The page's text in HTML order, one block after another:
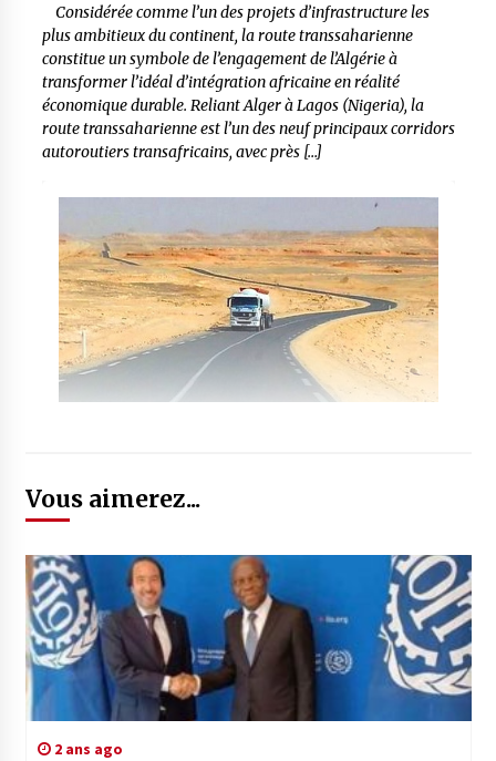
Considérée comme l’un des projets d’infrastructure les
plus ambitieux du continent, la route transsaharienne
constitue un symbole de l’engagement de l’Algérie à
transformer l’idéal d’intégration africaine en réalité
économique durable. Reliant Alger à Lagos (Nigeria), la
route transsaharienne est l’un des neuf principaux corridors
autoroutiers transafricains, avec près […]
Vous aimerez...
2 ans ago